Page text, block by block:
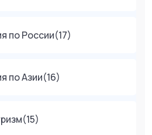
по России(17)
по Азии(16)
(15)